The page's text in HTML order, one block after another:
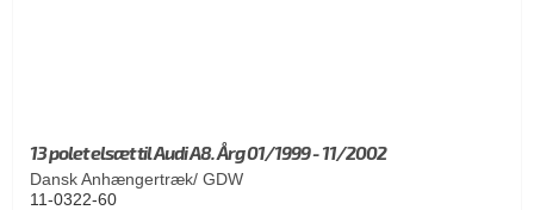
13 polet elsæt til Audi A8. Årg 01/1999 - 11/2002
Dansk Anhængertræk/ GDW
11-0322-60